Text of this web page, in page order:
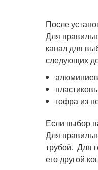
После
Для
канал для
следующих
гофра из
Если выбор
Для
трубой. Для
его другой